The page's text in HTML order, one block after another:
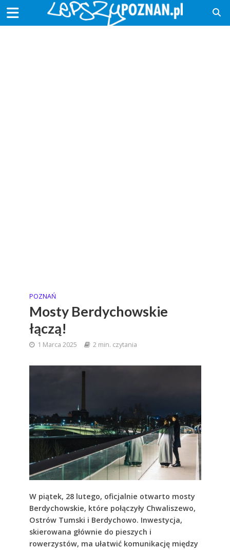
POZNAŃ
Mosty Berdychowskie
łączą!
1 Marca 2025 2 min. czytania
W piątek, 28 lutego, oficjalnie otwarto mosty
Berdychowskie, które połączyły Chwaliszewo,
Ostrów Tumski i Berdychowo. Inwestycja,
skierowana głównie do pieszych i
rowerzystów, ma ułatwić komunikację między